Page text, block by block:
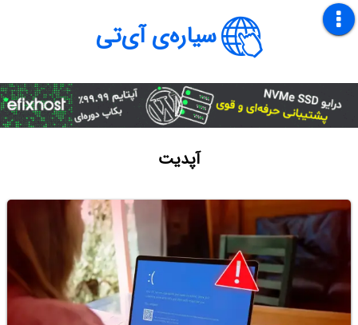
سیاره‌ی آی‌تی
آپدیت